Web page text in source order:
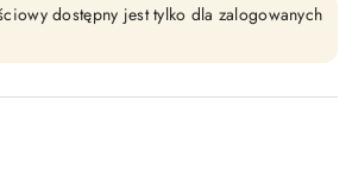
dostępny jest tylko dla zalogowanych